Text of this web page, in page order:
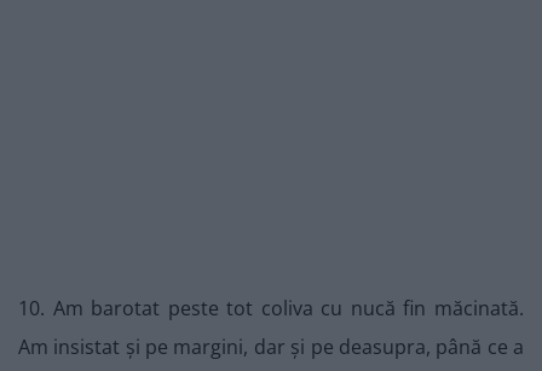
10. Am barotat peste tot coliva cu nucă fin măcinată.
Am insistat și pe margini, dar și pe deasupra, până ce a